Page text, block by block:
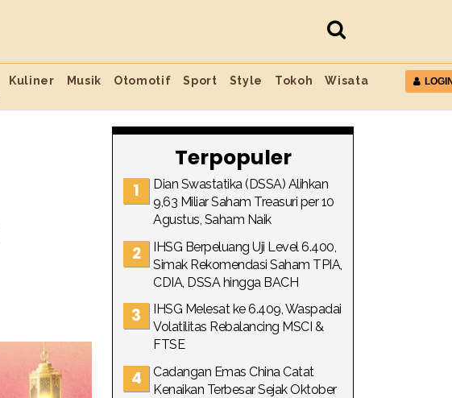
Kuliner Musik Otomotif Sport Style Tokoh Wisata
Terpopuler
Dian Swastatika (DSSA) Alihkan
9,63 Miliar Saham Treasuri per 10
Agustus, Saham Naik
IHSG Berpeluang Uji Level 6.400,
Simak Rekomendasi Saham TPIA,
CDIA, DSSA hingga BACH
IHSG Melesat ke 6.409, Waspadai
Volatilitas Rebalancing MSCI &
FTSE
Cadangan Emas China Catat
Kenaikan Terbesar Sejak Oktober